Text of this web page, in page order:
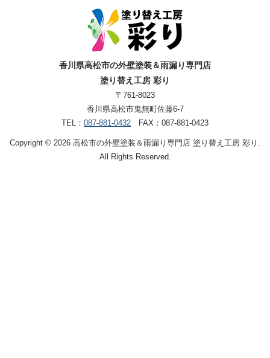
香川県高松市の外壁塗装＆雨漏り専門店
塗り替え工房 彩り
〒761-8023
香川県高松市鬼無町佐藤6-7
TEL： 087-881-0432 FAX：087-881-0423
Copyright © 2026 高松市の外壁塗装＆雨漏り専門店 塗り替え工房 彩り.
All Rights Reserved.